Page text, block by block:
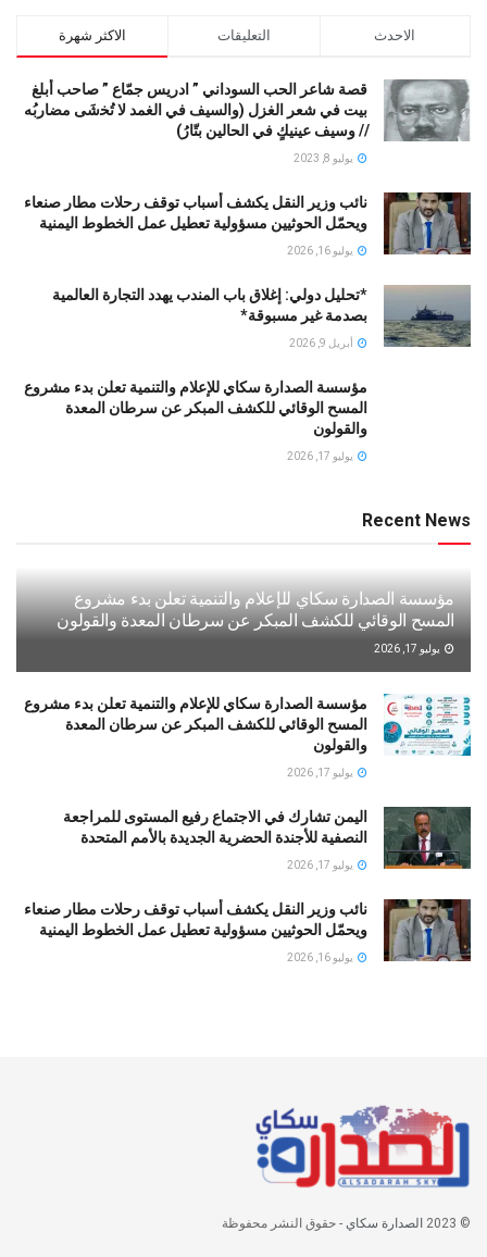
الاكثر شهرة التعليقات الاحدث
قصة شاعر الحب السوداني ” ادريس جمّاع ” صاحب أبلغ
بيت في شعر الغزل (وﺍﻟﺴﻴﻒ ﻓﻲ الغمد ﻻ ﺗُﺨشَى مضاربُه
// ﻭﺳﻴﻒ ﻋﻴﻨﻴﻚٍ ﻓﻲ ﺍﻟﺤﺎﻟﻴﻦ ﺑﺘّﺎﺭُ)
يوليو 8, 2023
نائب وزير النقل يكشف أسباب توقف رحلات مطار صنعاء
ويحمّل الحوثيين مسؤولية تعطيل عمل الخطوط اليمنية
يوليو 16, 2026
*تحليل دولي: إغلاق باب المندب يهدد التجارة العالمية
بصدمة غير مسبوقة*
أبريل 9, 2026
مؤسسة الصدارة سكاي للإعلام والتنمية تعلن بدء مشروع
المسح الوقائي للكشف المبكر عن سرطان المعدة
والقولون
يوليو 17, 2026
Recent News
مؤسسة الصدارة سكاي للإعلام والتنمية تعلن بدء مشروع
المسح الوقائي للكشف المبكر عن سرطان المعدة والقولون
يوليو 17, 2026
مؤسسة الصدارة سكاي للإعلام والتنمية تعلن بدء مشروع
المسح الوقائي للكشف المبكر عن سرطان المعدة
والقولون
يوليو 17, 2026
اليمن تشارك في الاجتماع رفيع المستوى للمراجعة
النصفية للأجندة الحضرية الجديدة بالأمم المتحدة
يوليو 17, 2026
نائب وزير النقل يكشف أسباب توقف رحلات مطار صنعاء
ويحمّل الحوثيين مسؤولية تعطيل عمل الخطوط اليمنية
يوليو 16, 2026
© 2023 الصدارة سكاي - حقوق النشر محفوظة